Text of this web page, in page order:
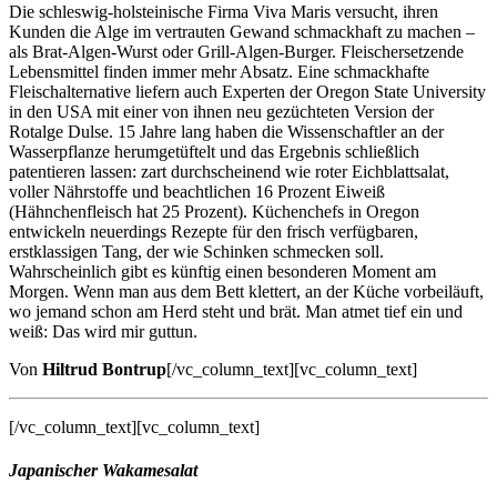
Die schleswig-holsteinische Firma Viva Maris versucht, ihren
Kunden die Alge im vertrauten Gewand schmackhaft zu machen –
als Brat-Algen-Wurst oder Grill-Algen-Burger. Fleischersetzende
Lebensmittel finden immer mehr Absatz. Eine schmackhafte
Fleischalternative liefern auch Experten der Oregon State University
in den USA mit einer von ihnen neu gezüchteten Version der
Rotalge Dulse. 15 Jahre lang haben die Wissenschaftler an der
Wasserpflanze he­rumgetüftelt und das Ergebnis schließlich
patentieren lassen: zart durchscheinend wie roter Eichblattsalat,
voller Nährstoffe und beachtlichen 16 Prozent Eiweiß
(Hähnchenfleisch hat 25 Prozent). Küchenchefs in Oregon
entwickeln neuerdings Rezepte für den frisch verfügbaren,
erstklassigen Tang, der wie Schinken schmecken soll.
Wahrscheinlich gibt es künftig einen besonderen Moment am
Morgen. Wenn man aus dem Bett klettert, an der Küche vorbeiläuft,
wo jemand schon am Herd steht und brät. Man atmet tief ein und
weiß: Das wird mir guttun.
Von Hiltrud Bontrup[/vc_column_text][vc_column_text]
[/vc_column_text][vc_column_text]
Japanischer Wakamesalat